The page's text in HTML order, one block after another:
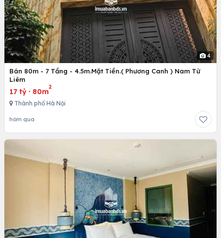
4
Bán 80m - 7 Tầng - 4.5m.Mặt Tiền.( Phương Canh ) Nam Từ
Liêm
17 tỷ · 80m
2
Thành phố Hà Nội
hôm qua